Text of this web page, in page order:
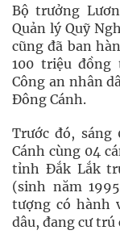
Bộ trưởng
Quản lý Quỹ
cũng đã ban
100 triệu
Công an nhân
Đông Cánh.
Trước đó,
Cánh cùng 04
tỉnh Đắk Lắk
(sinh năm
tượng có hành
dâu, đang cư trú